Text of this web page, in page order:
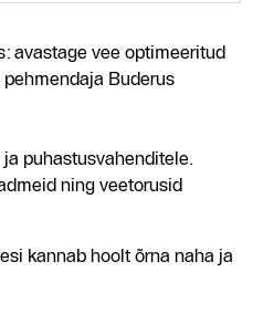
avastage vee optimeeritud
Buderus
puhastusvahenditele.
ning veetorusid
kannab hoolt õrna naha ja